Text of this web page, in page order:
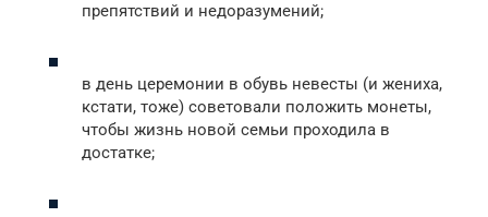
препятствий и недоразумений;
в день церемонии в обувь невесты (и жениха,
кстати, тоже) советовали положить монеты,
чтобы жизнь новой семьи проходила в
достатке;